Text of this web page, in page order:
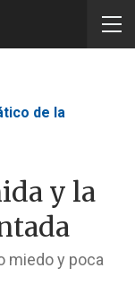
de la
y la
miedo y poca